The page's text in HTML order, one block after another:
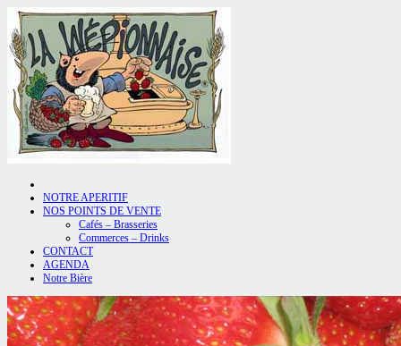
NOTRE APERITIF
NOS POINTS DE VENTE
Cafés – Brasseries
Commerces – Drinks
CONTACT
AGENDA
Notre Bière